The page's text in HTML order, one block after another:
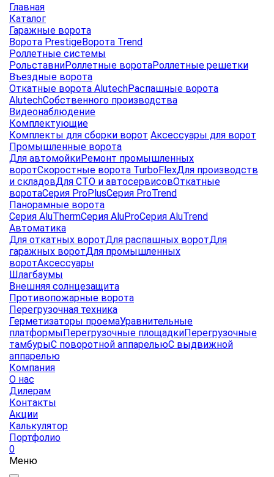
Главная
Каталог
Гаражные ворота
Ворота PrestigeВорота Trend
Роллетные системы
РольставниРоллетные воротаРоллетные решетки
Въездные ворота
Откатные ворота AlutechРаспашные ворота
AlutechСобственного производства
Видеонаблюдение
Комплектующие
Комплекты для сборки ворот Аксессуары для ворот
Промышленные ворота
Для автомойкиРемонт промышленных
воротСкоростные ворота TurboFlexДля производств
и складовДля СТО и автосервисовОткатные
воротаСерия ProPlusСерия ProTrend
Панорамные ворота
Серия AluThermСерия AluProСерия AluTrend
Автоматика
Для откатных воротДля распашных воротДля
гаражных воротДля промышленных
воротАксессуары
Шлагбаумы
Внешняя солнцезащита
Противопожарные ворота
Перегрузочная техника
Герметизаторы проемаУравнительные
платформыПерегрузочные площадкиПерегрузочные
тамбурыС поворотной аппарельюС выдвижной
аппарелью
Компания
О нас
Дилерам
Контакты
Акции
Калькулятор
Портфолио
0
Меню